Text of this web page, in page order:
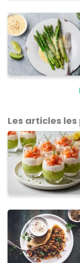
Les articles les